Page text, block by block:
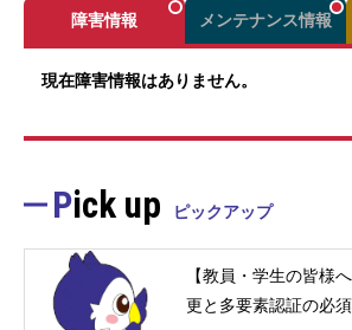
障害情報
現在障害情報はありません。
メンテナンス情報
Pick up ピックアップ
【教員・学生の皆様
更と多要素認証の必